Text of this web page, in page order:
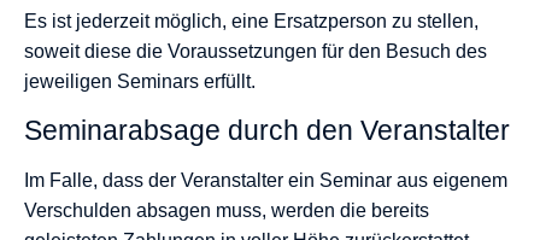
Es ist jederzeit möglich, eine Ersatzperson zu stellen,
soweit diese die Voraussetzungen für den Besuch des
jeweiligen Seminars erfüllt.
Seminarabsage durch den Veranstalter
Im Falle, dass der Veranstalter ein Seminar aus eigenem
Verschulden absagen muss, werden die bereits